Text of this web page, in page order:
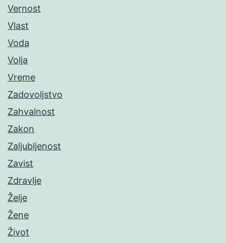
Vernost
Vlast
Voda
Volja
Vreme
Zadovoljstvo
Zahvalnost
Zakon
Zaljubljenost
Zavist
Zdravlje
Želje
Žene
Život